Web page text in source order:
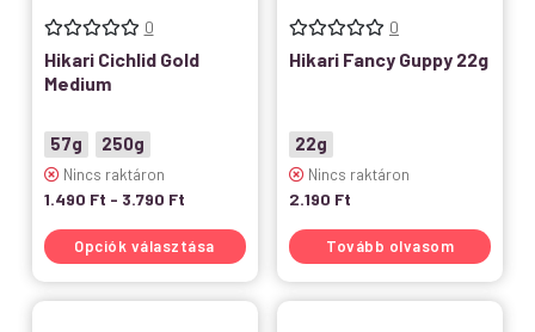
0
Hikari Cichlid Gold
Medium
57g 250g
Nincs raktáron
1.490 Ft - 3.790 Ft
Opciók választása
0
Hikari Fancy Guppy 22g
22g
Nincs raktáron
2.190 Ft
Tovább olvasom